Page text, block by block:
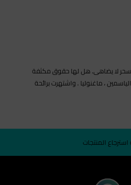
الذي أدخله في عام 2014 ، هو للمرأة الجريئة والجميلة التي هي رمز سحر لا يضاهى. هل لها حقوق مكثفة
، ماغنوليا . واشتهرت برائحة
المنتجات